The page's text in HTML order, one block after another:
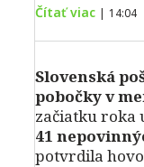
Čítať viac | 14:04
Slovenská
pobočky v
začiatku roka
41
potvrdila